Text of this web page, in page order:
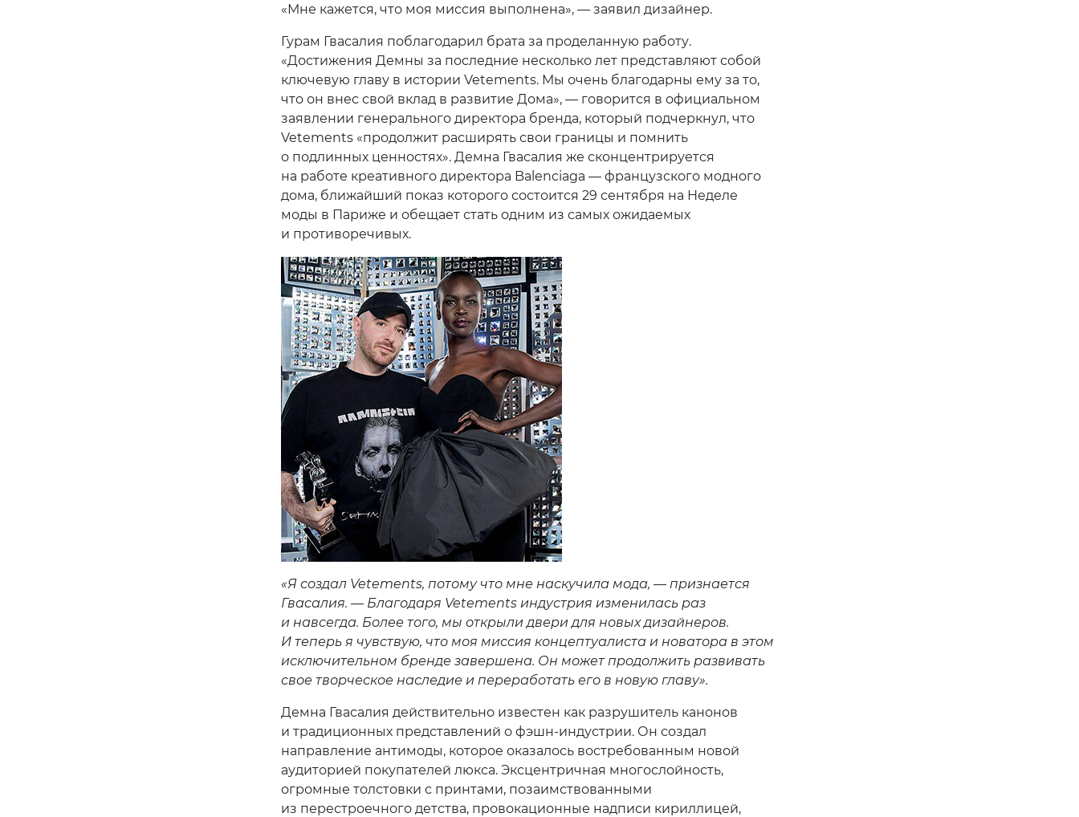
«Мне кажется, что моя миссия выполнена», — заявил дизайнер.
Гурам Гвасалия поблагодарил брата за проделанную работу.
«Достижения Демны за последние несколько лет представляют собой
ключевую главу в истории Vetements. Мы очень благодарны ему за то,
что он внес свой вклад в развитие Дома», — говорится в официальном
заявлении генерального директора бренда, который подчеркнул, что
Vetements «продолжит расширять свои границы и помнить
о подлинных ценностях». Демна Гвасалия же сконцентрируется
на работе креативного директора Balenciaga — французского модного
дома, ближайший показ которого состоится 29 сентября на Неделе
моды в Париже и обещает стать одним из самых ожидаемых
и противоречивых.
«Я создал Vetements, потому что мне наскучила мода, — признается
Гвасалия. — Благодаря Vetements индустрия изменилась раз
и навсегда. Более того, мы открыли двери для новых дизайнеров.
И теперь я чувствую, что моя миссия концептуалиста и новатора в этом
исключительном бренде завершена. Он может продолжить развивать
свое творческое наследие и переработать его в новую главу».
Демна Гвасалия действительно известен как разрушитель канонов
и традиционных представлений о фэшн-индустрии. Он создал
направление антимоды, которое оказалось востребованным новой
аудиторией покупателей люкса. Эксцентричная многослойность,
огромные толстовки с принтами, позаимствованными
из перестроечного детства, провокационные надписи кириллицей,